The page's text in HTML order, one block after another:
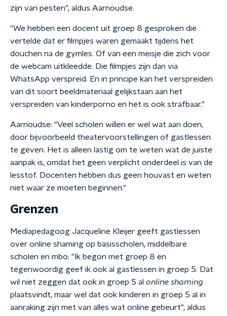
zijn van pesten", aldus Aarnoudse.
"We hebben een docent uit groep 8 gesproken die
vertelde dat er filmpjes waren gemaakt tijdens het
douchen na de gymles. Of van een meisje die zich voor
de webcam uitkleedde. Die filmpjes zijn dan via
WhatsApp verspreid. En in principe kan het verspreiden
van dit soort beeldmateriaal gelijkstaan aan het
verspreiden van kinderporno en het is ook strafbaar."
Aarnoudse: "Veel scholen willen er wel wat aan doen,
door bijvoorbeeld theatervoorstellingen of gastlessen
te geven. Het is alleen lastig om te weten wat de juiste
aanpak is, omdat het geen verplicht onderdeel is van de
lesstof. Docenten hebben dus geen houvast en weten
niet waar ze moeten beginnen."
Grenzen
Mediapedagoog Jacqueline Kleijer geeft gastlessen
over online shaming op basisscholen, middelbare
scholen en mbo: "Ik begon met groep 8 en
tegenwoordig geef ik ook al gastlessen in groep 5. Dat
wil niet zeggen dat ook in groep 5 al online shaming
plaatsvindt, maar wel dat ook kinderen in groep 5 al in
aanraking zijn met van alles wat online gebeurt", aldus